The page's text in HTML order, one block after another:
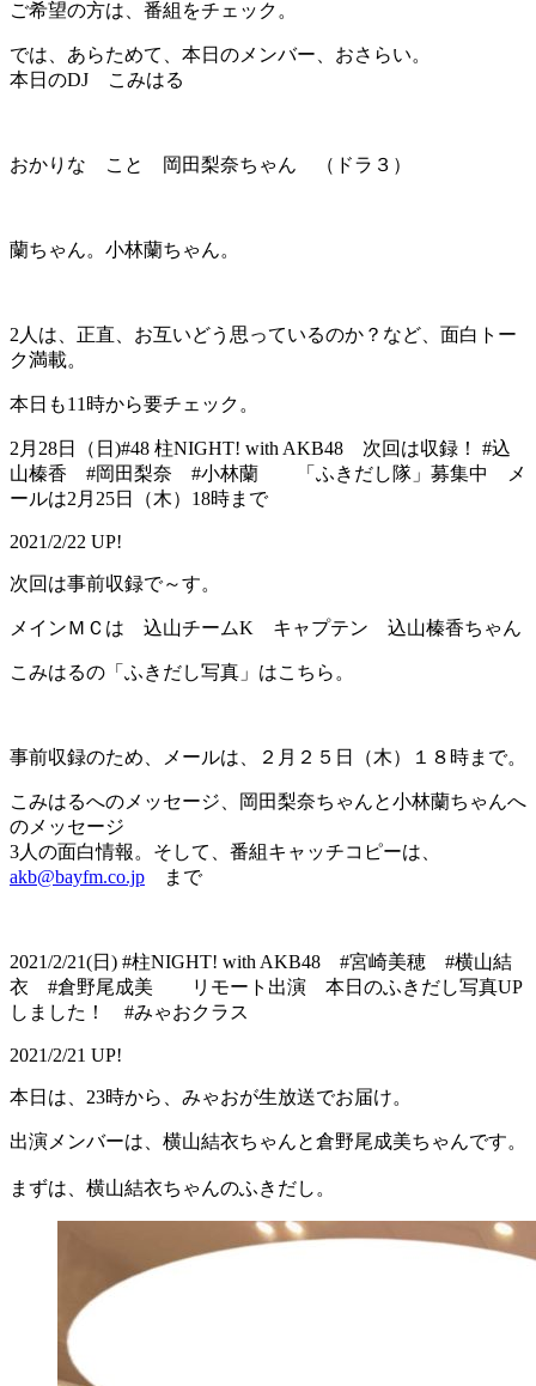
ご希望の方は、番組をチェック。
では、あらためて、本日のメンバー、おさらい。
本日のDJ こみはる
おかりな こと 岡田梨奈ちゃん （ドラ３）
蘭ちゃん。小林蘭ちゃん。
2人は、正直、お互いどう思っているのか？など、面白トー
ク満載。
本日も11時から要チェック。
2月28日（日)#48 柱NIGHT! with AKB48 次回は収録！ #込
山榛香 #岡田梨奈 #小林蘭 「ふきだし隊」募集中 メ
ールは2月25日（木）18時まで
2021/2/22 UP!
次回は事前収録で～す。
メインＭＣは 込山チームK キャプテン 込山榛香ちゃん
こみはるの「ふきだし写真」はこちら。
事前収録のため、メールは、２月２５日（木）１８時まで。
こみはるへのメッセージ、岡田梨奈ちゃんと小林蘭ちゃんへ
のメッセージ
3人の面白情報。そして、番組キャッチコピーは、
akb@bayfm.co.jp まで
2021/2/21(日) #柱NIGHT! with AKB48 #宮崎美穂 #横山結
衣 #倉野尾成美 リモート出演 本日のふきだし写真UP
しました！ #みゃおクラス
2021/2/21 UP!
本日は、23時から、みゃおが生放送でお届け。
出演メンバーは、横山結衣ちゃんと倉野尾成美ちゃんです。
まずは、横山結衣ちゃんのふきだし。